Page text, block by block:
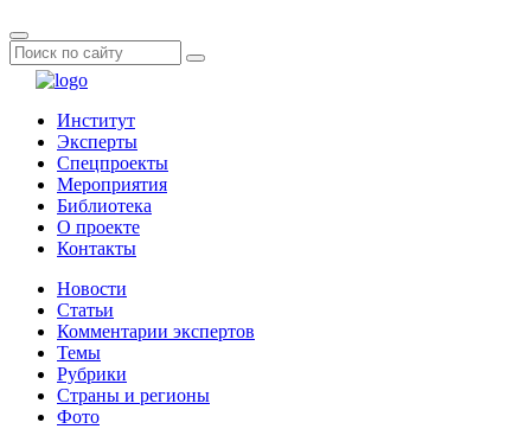
Институт
Эксперты
Спецпроекты
Мероприятия
Библиотека
О проекте
Контакты
Новости
Статьи
Комментарии экспертов
Темы
Рубрики
Страны и регионы
Фото